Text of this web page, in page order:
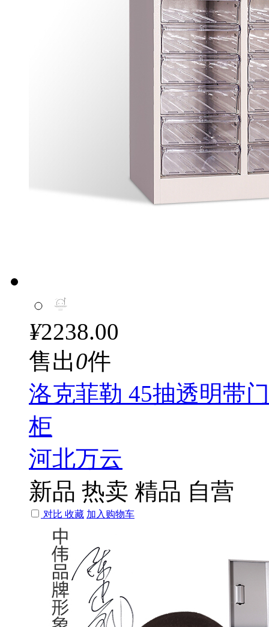
¥2238.00
售出0件
洛克菲勒 45抽透明带
柜
河北万云
新品 热卖 精品 自营
对比 收藏 加入购物车